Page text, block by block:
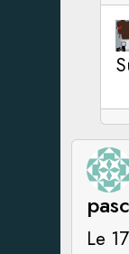
Le